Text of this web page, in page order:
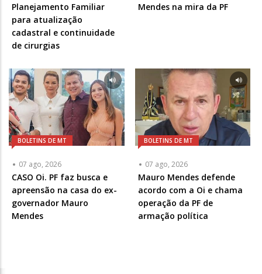
Planejamento Familiar
para atualização
cadastral e continuidade
de cirurgias
Mendes na mira da PF
BOLETINS DE MT
07 ago, 2026
CASO Oi. PF faz busca e
apreensão na casa do ex-
governador Mauro
Mendes
BOLETINS DE MT
07 ago, 2026
Mauro Mendes defende
acordo com a Oi e chama
operação da PF de
armação política